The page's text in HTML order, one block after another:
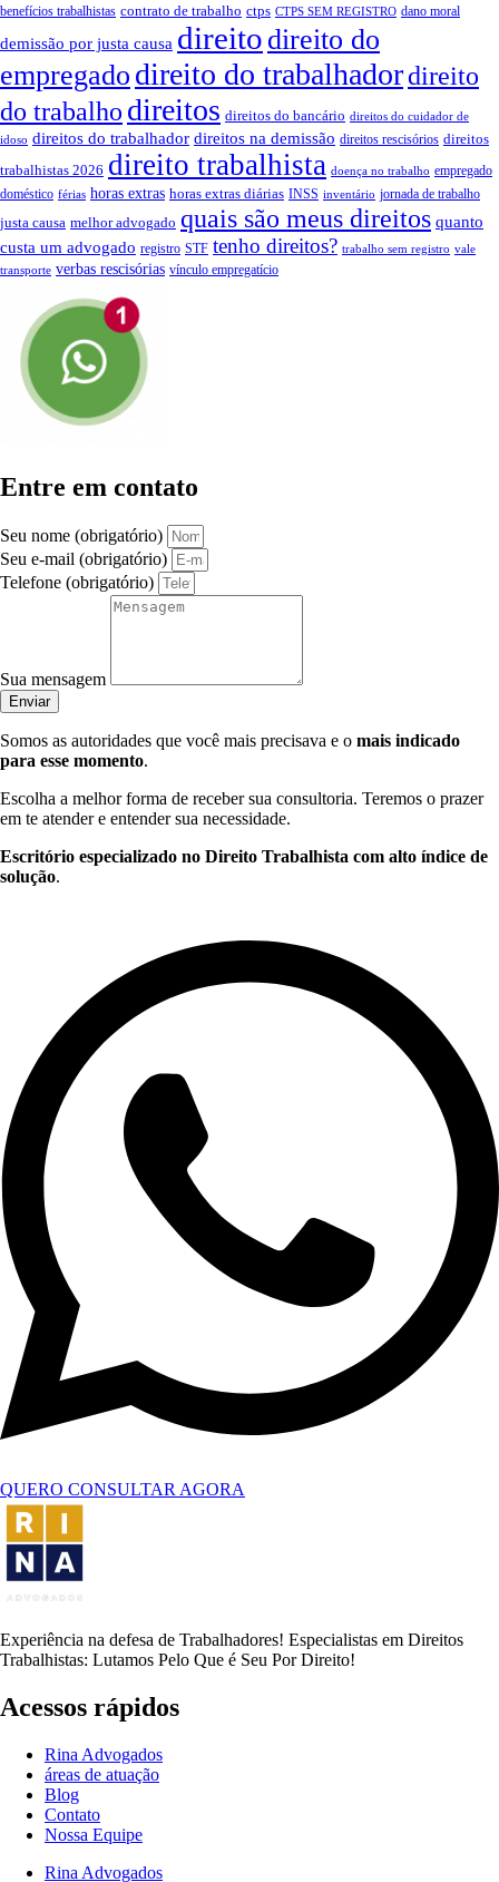
benefícios trabalhistas contrato de trabalho ctps CTPS SEM REGISTRO dano moral
demissão por justa causa direito direito do
empregado direito do trabalhadordireito
do trabalho direitos direitos do bancário direitos do cuidador de
idoso direitos do trabalhador direitos na demissão direitos rescisórios direitos
trabalhistas 2026 direito trabalhista doença no trabalho empregado
doméstico férias horas extras horas extras diárias INSS inventário jornada de trabalho
justa causa melhor advogado quais são meus direitos quanto
custa um advogado registro STF tenho direitos? trabalho sem registro vale
transporte verbas rescisórias vínculo empregatício
Entre em contato
Seu nome (obrigatório)
Seu e-mail (obrigatório)
Telefone (obrigatório)
Sua mensagem
Enviar
Somos as autoridades que você mais precisava e o mais indicado
para esse momento.
Escolha a melhor forma de receber sua consultoria. Teremos o prazer
em te atender e entender sua necessidade.
Escritório especializado no Direito Trabalhista com alto índice de
solução.
QUERO CONSULTAR AGORA
Experiência na defesa de Trabalhadores! Especialistas em Direitos
Trabalhistas: Lutamos Pelo Que é Seu Por Direito!
Acessos rápidos
Rina Advogados
áreas de atuação
Blog
Contato
Nossa Equipe
Rina Advogados